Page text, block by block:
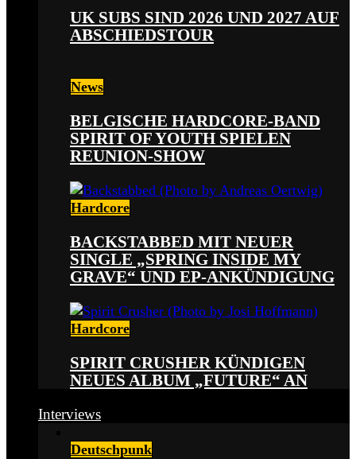
UK SUBS SIND 2026 UND 2027 AUF
ABSCHIEDSTOUR
News
BELGISCHE HARDCORE-BAND
SPIRIT OF YOUTH SPIELEN
REUNION-SHOW
Hardcore
BACKSTABBED MIT NEUER
SINGLE „SPRING INSIDE MY
GRAVE“ UND EP-ANKÜNDIGUNG
Hardcore
SPIRIT CRUSHER KÜNDIGEN
NEUES ALBUM „FUTURE“ AN
Interviews
Deutschpunk